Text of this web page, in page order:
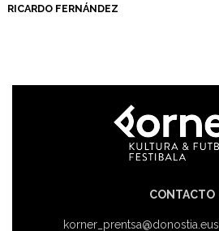
RICARDO FERNÁNDEZ
CONTACTO
korner_prentsa@donostia.eus